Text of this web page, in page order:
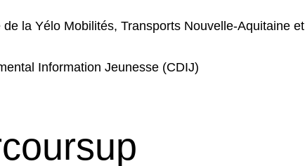
la Yélo Mobilités, Transports Nouvelle-Aquitaine et
Information Jeunesse (CDIJ)